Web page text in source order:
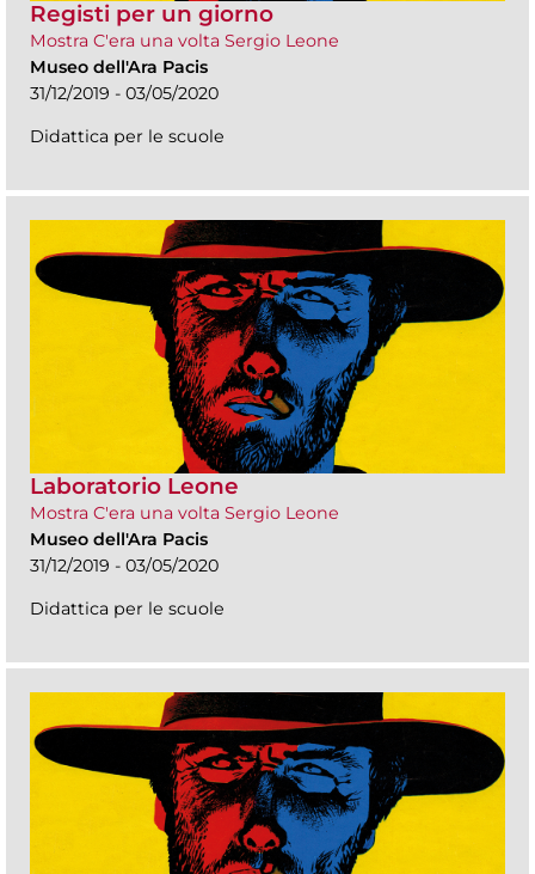
Registi per un giorno
Mostra C'era una volta Sergio Leone
Museo dell'Ara Pacis
31/12/2019 - 03/05/2020
Didattica per le scuole
Laboratorio Leone
Mostra C'era una volta Sergio Leone
Museo dell'Ara Pacis
31/12/2019 - 03/05/2020
Didattica per le scuole